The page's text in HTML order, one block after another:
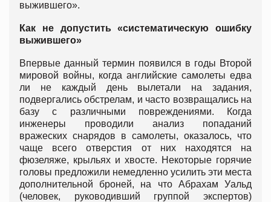
выжившего».
Как не допустить «систематическую ошибку
выжившего»
Впервые данный термин появился в годы Второй
мировой войны, когда английские самолеты едва
ли не каждый день вылетали на задания,
подвергались обстрелам, и часто возвращались на
базу с различными повреждениями. Когда
инженеры проводили анализ попаданий
вражеских снарядов в самолеты, оказалось, что
чаще всего отверстия от них находятся на
фюзеляже, крыльях и хвосте. Некоторые горячие
головы предложили немедленно усилить эти места
дополнительной броней, на что Абрахам Уальд
(человек, руководивший группой экспертов)